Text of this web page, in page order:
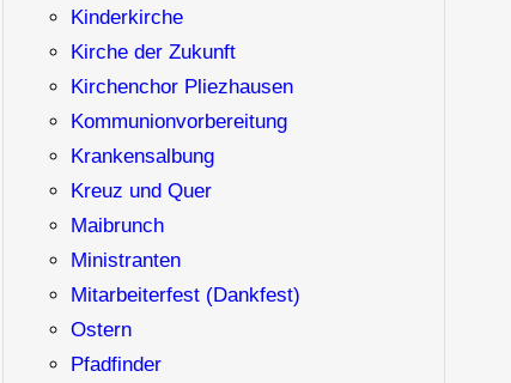
Kinderkirche
Kirche der Zukunft
Kirchenchor Pliezhausen
Kommunionvorbereitung
Krankensalbung
Kreuz und Quer
Maibrunch
Ministranten
Mitarbeiterfest (Dankfest)
Ostern
Pfadfinder